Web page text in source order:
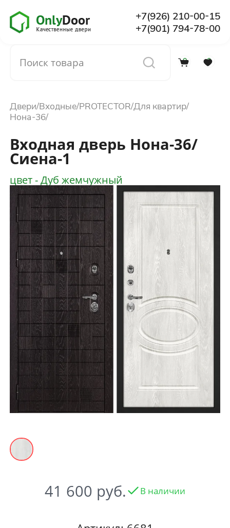
+7(926) 210-00-15
+7(901) 794-78-00
0 0
О компании
Установка
Доставка и оплата
Отзывы
Акции
Контакты
Фото работ
Двери Входные PROTECTOR Для квартир
Нона-36
Входная дверь Нона-36/
Сиена-1
цвет - Дуб жемчужный
41 600 В наличии